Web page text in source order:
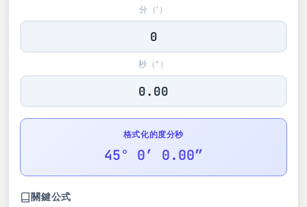
分（′）
秒（″）
格式化的度分秒
45° 0′ 0.00″
關鍵公式